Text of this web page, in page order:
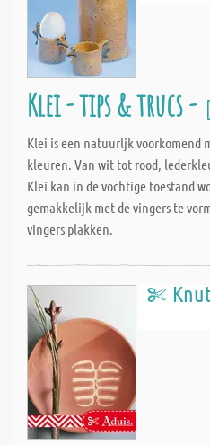
Klei - tips & trucs -
Klei is een natuurljk voorkomend
kleuren. Van wit tot rood,
Klei kan in de vochtige toestand
gemakkelijk met de vingers te
vingers plakken.